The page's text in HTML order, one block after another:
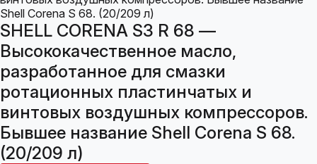
SHELL CORENA S3 R 68 —
Высококачественное масло,
разработанное для смазки
ротационных пластинчатых и
винтовых воздушных компрессоров.
Бывшее название Shell Corena S 68.
(20/209 л)